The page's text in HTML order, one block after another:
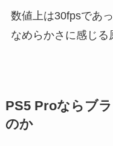
数値上は30fpsであ
なめらかさに感じる
PS5 Proならブ
のか